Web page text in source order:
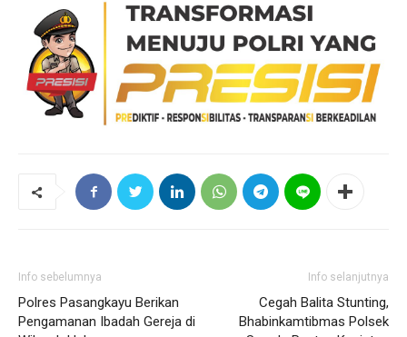
Info sebelumnya
Polres Pasangkayu Berikan
Pengamanan Ibadah Gereja di
Info selanjutnya
Cegah Balita Stunting,
Bhabinkamtibmas Polsek